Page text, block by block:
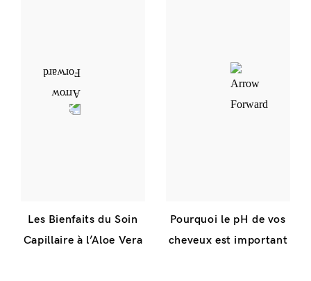
Les Bienfaits du Soin
Capillaire à l’Aloe Vera
Pourquoi le pH de vos
cheveux est important